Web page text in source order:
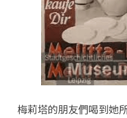
梅莉塔的朋友們喝到她